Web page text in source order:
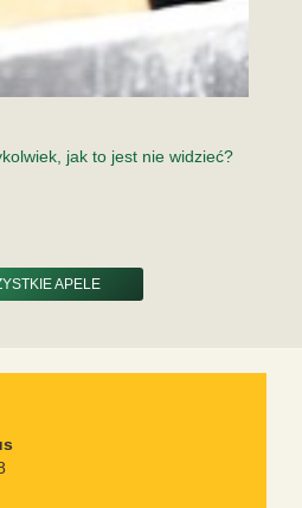
jak to jest nie widzieć?
APELE